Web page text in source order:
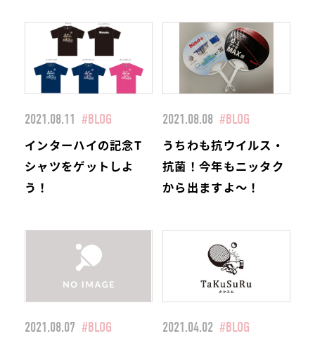
2021.08.11 #BLOG
インターハイの記念T
シャツをゲットしよ
う！
2021.08.08 #BLOG
うちわも抗ウイルス・
抗菌！今年もニッタク
から出ますよ～！
2021.08.07 #BLOG 2021.04.02 #BLOG